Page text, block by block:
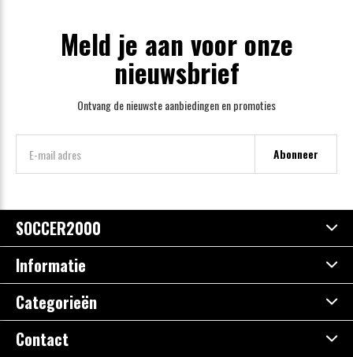
Meld je aan voor onze
nieuwsbrief
Ontvang de nieuwste aanbiedingen en promoties
Abonneer
SOCCER2000
Informatie
Categorieën
Contact